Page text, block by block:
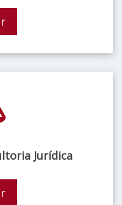
Jurídica